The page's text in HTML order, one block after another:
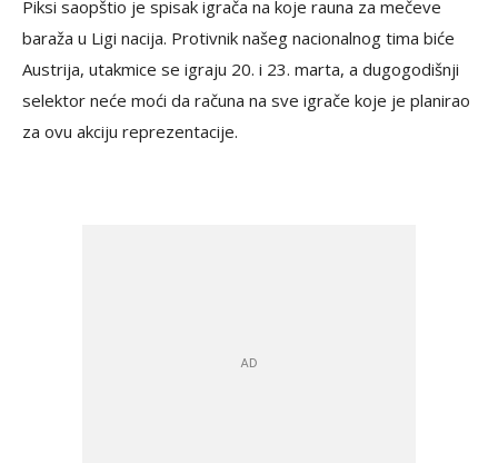
Piksi saopštio je spisak igrača na koje rauna za mečeve
baraža u Ligi nacija. Protivnik našeg nacionalnog tima biće
Austrija, utakmice se igraju 20. i 23. marta, a dugogodišnji
selektor neće moći da računa na sve igrače koje je planirao
za ovu akciju reprezentacije.